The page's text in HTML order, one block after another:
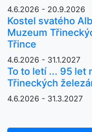
4.6.2026 - 20.9.2026
Kostel svatého
Muzeum
Třince
4.6.2026 - 31.1.2027
To to letí ... 95 let
Třineckých
4.6.2026 - 31.3.2027